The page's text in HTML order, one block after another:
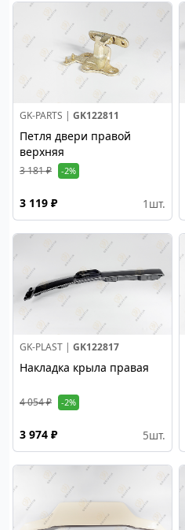
GK-PARTS | GK122811
Петля двери правой
верхняя
3 181 ₽ -2%
3 119 ₽ 1 шт.
GK-PLAST | GK122817
Накладка крыла правая
4 054 ₽ -2%
3 974 ₽ 5шт.